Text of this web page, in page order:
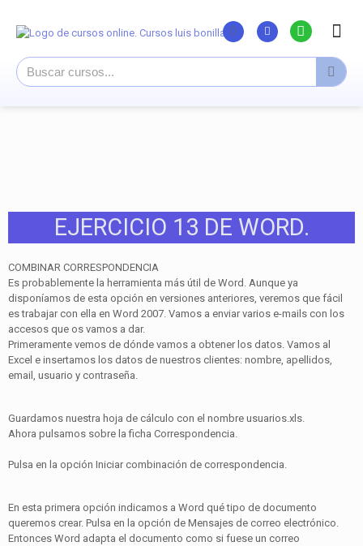
EJERCICIO 13 DE WORD.
COMBINAR CORRESPONDENCIA
Es probablemente la herramienta más útil de Word. Aunque ya
disponíamos de esta opción en versiones anteriores, veremos que fácil
es trabajar con ella en Word 2007. Vamos a enviar varios e-mails con los
accesos que os vamos a dar.
Primeramente vemos de dónde vamos a obtener los datos. Vamos al
Excel e insertamos los datos de nuestros clientes: nombre, apellidos,
email, usuario y contraseña.
Guardamos nuestra hoja de cálculo con el nombre usuarios.xls.
Ahora pulsamos sobre la ficha Correspondencia.
Pulsa en la opción Iniciar combinación de correspondencia.
En esta primera opción indicamos a Word qué tipo de documento
queremos crear. Pulsa en la opción de Mensajes de correo electrónico.
Entonces Word adapta el documento como si fuese un correo